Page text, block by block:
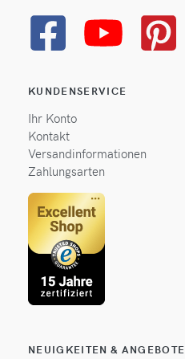
KUNDENSERVICE
Ihr Konto
Kontakt
Versandinformationen
Zahlungsarten
NEUIGKEITEN & ANGEBOTE